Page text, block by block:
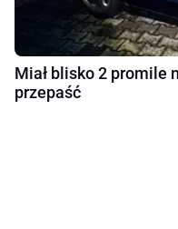
Miał blisko 2 promile
przepaść